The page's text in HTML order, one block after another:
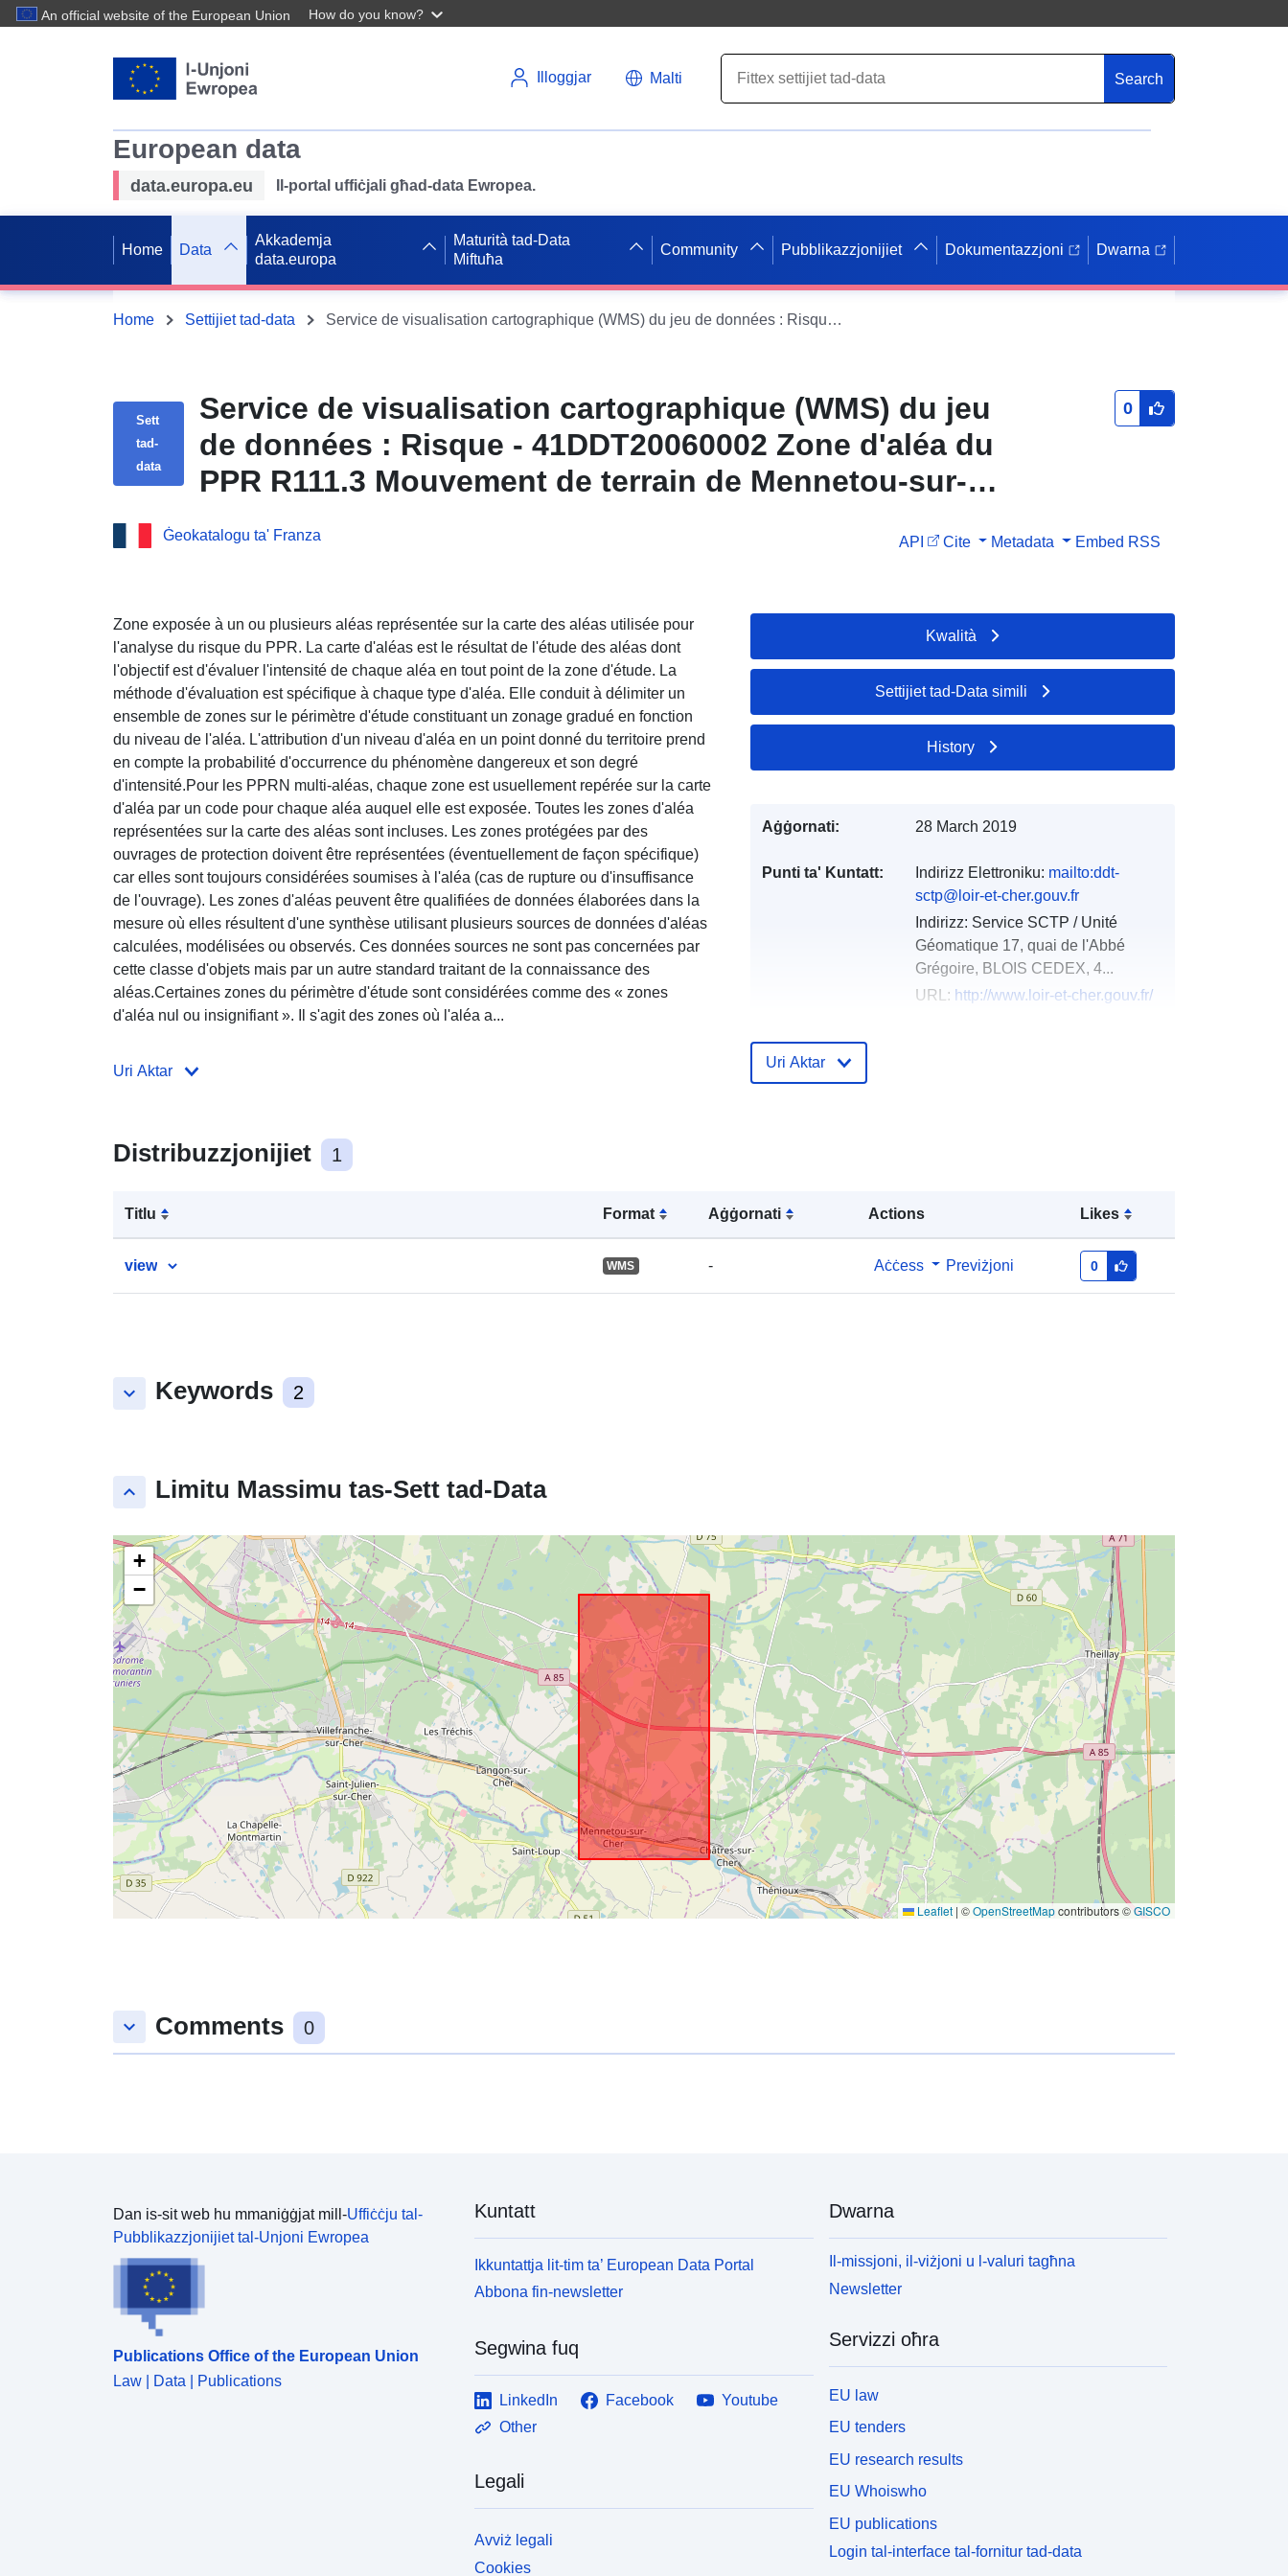
An official website of the European Union How do you know?
Illoggjar Malti Search
European data
data.europa.eu Il-portal uffiċjali għad-data Ewropea.
Home Data
Akkademja
data.europa
Maturità tad-Data
Miftuħa
Community Pubblikazzjonijiet Dokumentazzjoni Dwarna
Home Settijiet tad-data Service de visualisation cartographique (WMS) du jeu de données : Risque - 41DDT20060002 Zone d'aléa du PPR R111.3 Mouvement de terrain de Mennetou-sur-Cher en Loir-et-Cher
Sett
tad-
data
Service de visualisation cartographique (WMS) du jeu
de données : Risque - 41DDT20060002 Zone d'aléa du
PPR R111.3 Mouvement de terrain de Mennetou-sur-
0
Ġeokatalogu ta' Franza API Cite Metadata Embed RSS
Zone exposée à un ou plusieurs aléas représentée sur la carte des aléas utilisée pour
l'analyse du risque du PPR. La carte d'aléas est le résultat de l'étude des aléas dont
l'objectif est d'évaluer l'intensité de chaque aléa en tout point de la zone d'étude. La
méthode d'évaluation est spécifique à chaque type d'aléa. Elle conduit à délimiter un
ensemble de zones sur le périmètre d'étude constituant un zonage gradué en fonction
du niveau de l'aléa. L'attribution d'un niveau d'aléa en un point donné du territoire prend
en compte la probabilité d'occurrence du phénomène dangereux et son degré
d'intensité.Pour les PPRN multi-aléas, chaque zone est usuellement repérée sur la carte
d'aléa par un code pour chaque aléa auquel elle est exposée. Toutes les zones d'aléa
représentées sur la carte des aléas sont incluses. Les zones protégées par des
ouvrages de protection doivent être représentées (éventuellement de façon spécifique)
car elles sont toujours considérées soumises à l'aléa (cas de rupture ou d'insuffisance
de l'ouvrage). Les zones d'aléas peuvent être qualifiées de données élaborées dans la
mesure où elles résultent d'une synthèse utilisant plusieurs sources de données d'aléas
calculées, modélisées ou observés. Ces données sources ne sont pas concernées par
cette classe d'objets mais par un autre standard traitant de la connaissance des
aléas.Certaines zones du périmètre d'étude sont considérées comme des « zones
d'aléa nul ou insignifiant ». Il s'agit des zones où l'aléa a...
Uri Aktar
Distribuzzjonijiet 1
Titlu Format Aġġornati Actions Likes
view WMS - Aċċess Previżjoni 0
keyboard_arrow_down Keywords 2
keyboard_arrow_up Limitu Massimu tas-Sett tad-Data
+
−
Leaflet | ©OpenStreetMapcontributors ©GISCO
Kwalità
Settijiet tad-Data simili
History
Aġġornati: 28 March 2019
Punti ta' Kuntatt: Indirizz Elettroniku: mailto:ddt-
sctp@loir-et-cher.gouv.fr
Indirizz: Service SCTP / Unité
Géomatique 17, quai de l'Abbé
Grégoire, BLOIS CEDEX, 4...
URL: http://www.loir-et-cher.gouv.fr/
Reġistru tal-
Katalgu:
47.32803345 ], [ 1.85455024,
47.26393127 ], [ 1.90147376,
47.26393127 ], [ 1.90147376,
uriRef:
http://data.europa.eu/88u/dataset/fr-
120066022-srv-b136cfd4-1f64-
4362-9437-b506ab2809d6
Tip:
Riżorsa:
http://inspire.ec.europa.eu/metadata-
codelist/SpatialDataServiceType/vie
w
Uri Aktar
keyboard_arrow_down Comments 0
Dan is-sit web hu mmaniġġjat mill-Uffiċċju tal-
Pubblikazzjonijiet tal-Unjoni Ewropea
Publications Office of the European Union
Law | Data | Publications
Kuntatt
Ikkuntattja lit-tim ta’ European Data Portal
Abbona fin-newsletter
Segwina fuq
LinkedIn Facebook
Youtube
Other
Legali
Avviż legali
Cookies
Dwarna
Il-missjoni, il-viżjoni u l-valuri tagħna
Newsletter
Servizzi oħra
EU law
EU tenders
EU research results
EU Whoiswho
EU publications
Login tal-interface tal-fornitur tad-data